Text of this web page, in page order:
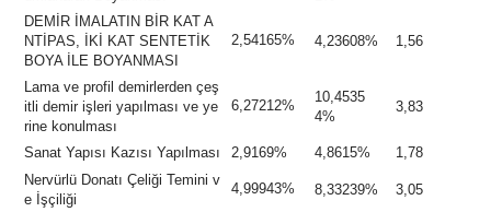
DEMİR İMALATIN BİR KAT A
NTİPAS, İKİ KAT SENTETİK
BOYA İLE BOYANMASI
2,54165% 4,23608% 1,56
Lama ve profil demirlerden çeş
itli demir işleri yapılması ve ye
rine konulması
6,27212%
10,4535
4%
3,83
Sanat Yapısı Kazısı Yapılması 2,9169% 4,8615%
1,78
Nervürlü Donatı Çeliği Temini v
e İşçiliği
4,99943% 8,33239% 3,05